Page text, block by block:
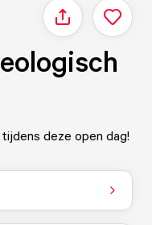
Delen
deze open dag!